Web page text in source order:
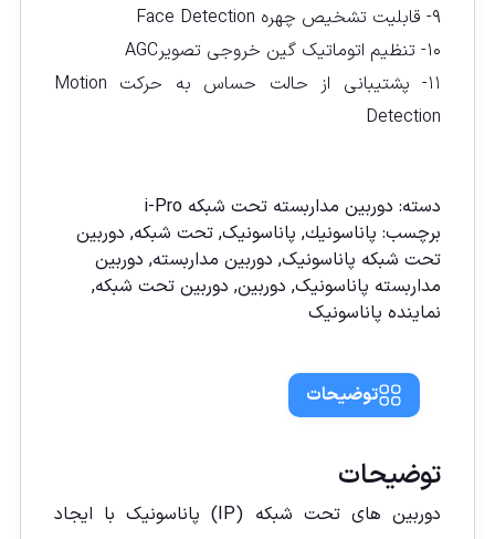
۹- قابلیت تشخیص چهره Face Detection
۱۰- تنظیم اتوماتیک گین خروجى تصویرAGC
۱۱- پشتیبانى از حالت حساس به حرکت Motion
Detection
دسته: دوربين مداربسته تحت شبكه i-Pro
برچسب: پاناسونیك, پاناسونیک, تحت شبکه, دوربين
تحت شبكه پاناسونيک, دوربين مداربسته, دوربين
مداربسته پاناسونيک, دوربین, دوربین تحت شبكه,
نماينده پاناسونيک
توضیحات
توضیحات
دوربین های تحت شبکه (IP) پاناسونیک با ایجاد